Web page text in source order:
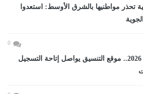
تحذر مواطنيها بالشرق الأوسط: استعدوا
0
تنسيق الجامعات 2026.. موقع التنسيق يواصل إتاحة التسجيل